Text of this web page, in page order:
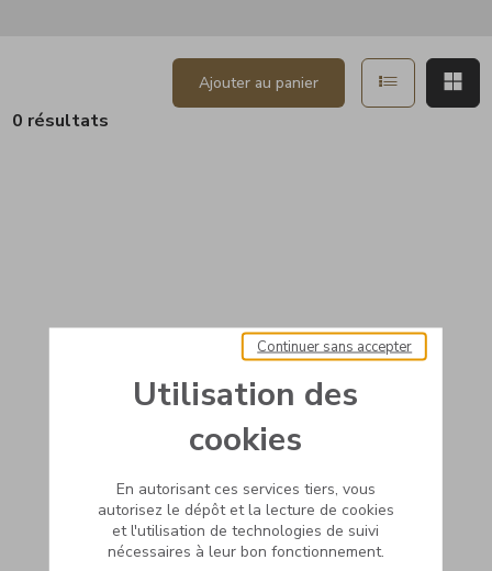
0 résultats
Ajouter au panier Afficher en
Utilisation des
cookies
En autorisant ces services tiers, vous
autorisez le dépôt et la lecture de cookies
et l'utilisation de technologies de suivi
nécessaires à leur bon fonctionnement.
Continuer sans accepter